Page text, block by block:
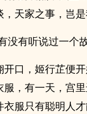
天家之事，岂
没有听说过一个
开口，姬行芷便
服，有一天，宫
服只有聪明人